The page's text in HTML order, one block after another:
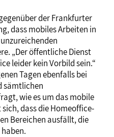
der Frankfurter
dass mobiles Arbeiten in
„Der öffentliche Dienst
leider kein Vorbild sein.“
Tagen ebenfalls bei
sämtlichen
wie es um das mobile
dass die Homeoffice-
Bereichen ausfällt, die